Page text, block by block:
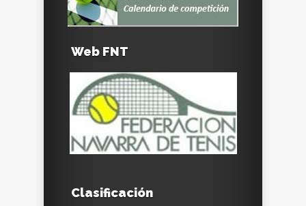
Web FNT
Clasificación